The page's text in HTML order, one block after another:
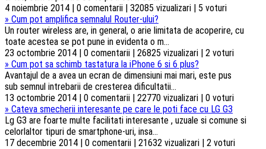
4 noiembrie 2014 | 0 comentarii | 32085 vizualizari | 5 voturi
» Cum pot amplifica semnalul Router-ului?
Un router wireless are, in general, o arie limitata de acoperire, cu
toate acestea se pot pune in evidenta o m...
23 octombrie 2014 | 0 comentarii | 26825 vizualizari | 2 voturi
» Cum pot sa schimb tastatura la iPhone 6 si 6 plus?
Avantajul de a avea un ecran de dimensiuni mai mari, este pus
sub semnul intrebarii de cresterea dificultatii...
13 octombrie 2014 | 0 comentarii | 22770 vizualizari | 0 voturi
» Cateva smecherii interesante pe care le poti face cu LG G3
Lg G3 are foarte multe facilitati interesante , uzuale si comune si
celorlaltor tipuri de smartphone-uri, insa...
17 decembrie 2014 | 0 comentarii | 21632 vizualizari | 2 voturi